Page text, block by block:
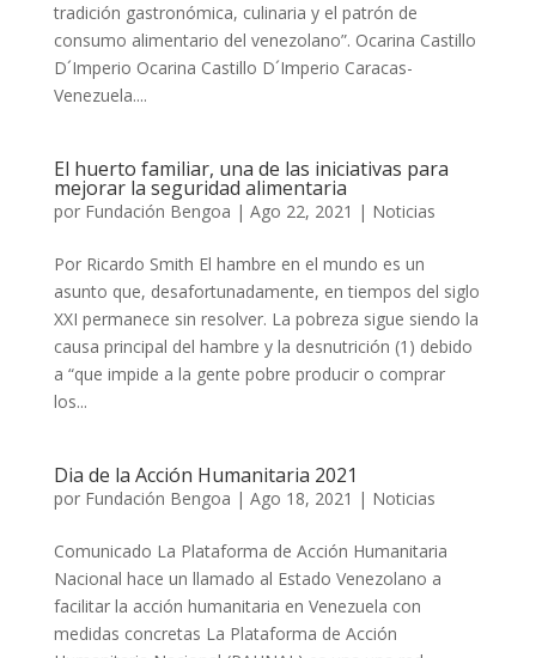
tradición gastronómica, culinaria y el patrón de
consumo alimentario del venezolano”. Ocarina Castillo
D´Imperio Ocarina Castillo D´Imperio Caracas-
Venezuela....
El huerto familiar, una de las iniciativas para
mejorar la seguridad alimentaria
por Fundación Bengoa | Ago 22, 2021 | Noticias
Por Ricardo Smith El hambre en el mundo es un
asunto que, desafortunadamente, en tiempos del siglo
XXI permanece sin resolver. La pobreza sigue siendo la
causa principal del hambre y la desnutrición (1) debido
a “que impide a la gente pobre producir o comprar
los...
Dia de la Acción Humanitaria 2021
por Fundación Bengoa | Ago 18, 2021 | Noticias
Comunicado La Plataforma de Acción Humanitaria
Nacional hace un llamado al Estado Venezolano a
facilitar la acción humanitaria en Venezuela con
medidas concretas La Plataforma de Acción